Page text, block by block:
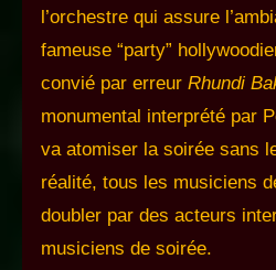
l’orchestre qui assure
fameuse “party”
convié par erreur Rhundi
monumental interprété par
va atomiser la soirée sans
réalité, tous les musiciens
doubler par des acteurs
musiciens de soirée.